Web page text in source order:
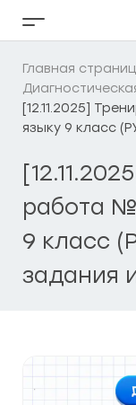
Кнопка
бокового
меню
Главная
[12.11.2025]
языку 9 класс
работа
9 класс
задания